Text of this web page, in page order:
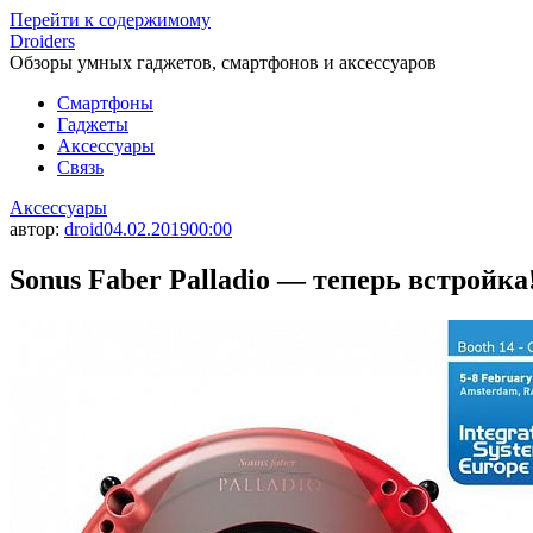
Перейти к содержимому
Droiders
Обзоры умных гаджетов, смартфонов и аксессуаров
Смартфоны
Гаджеты
Аксессуары
Связь
Аксессуары
автор: droid04.02.201900:00
Sonus Faber Palladio — теперь